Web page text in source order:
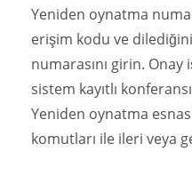
Yeniden oynatma
erişim kodu ve
numarasını girin. Onay
sistem kayıtlı
Yeniden oynatma
komutları ile ileri veya